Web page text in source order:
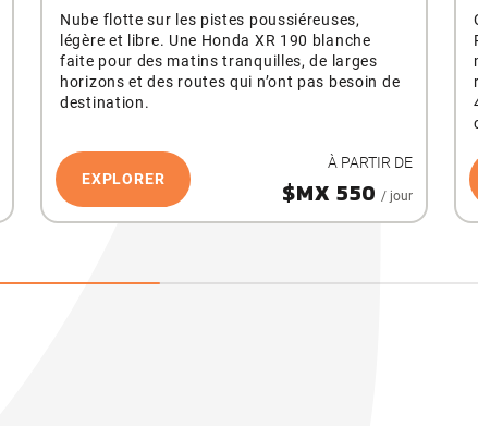
Nube flotte sur les pistes poussiéreuses,
légère et libre. Une Honda XR 190 blanche
faite pour des matins tranquilles, de larges
horizons et des routes qui n’ont pas besoin de
destination.
EXPLORER
À PARTIR DE
$MX 550 / jour